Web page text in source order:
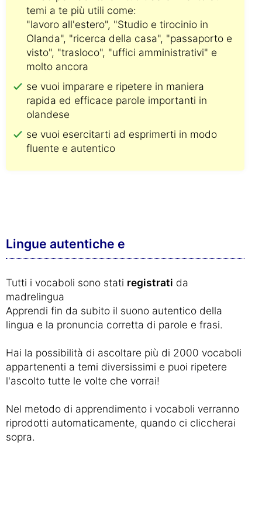
temi a te più utili come:
"lavoro all'estero", "Studio e tirocinio in
Olanda", "ricerca della casa", "passaporto e
visto", "trasloco", "uffici amministrativi" e
molto ancora
se vuoi imparare e ripetere in maniera
rapida ed efficace parole importanti in
olandese
se vuoi esercitarti ad esprimerti in modo
fluente e autentico
Lingue autentiche e
Tutti i vocaboli sono stati registrati da
madrelingua
Apprendi fin da subito il suono autentico della
lingua e la pronuncia corretta di parole e frasi.
Hai la possibilità di ascoltare più di 2000 vocaboli
appartenenti a temi diversissimi e puoi ripetere
l'ascolto tutte le volte che vorrai!
Nel metodo di apprendimento i vocaboli verranno
riprodotti automaticamente, quando ci cliccherai
sopra.